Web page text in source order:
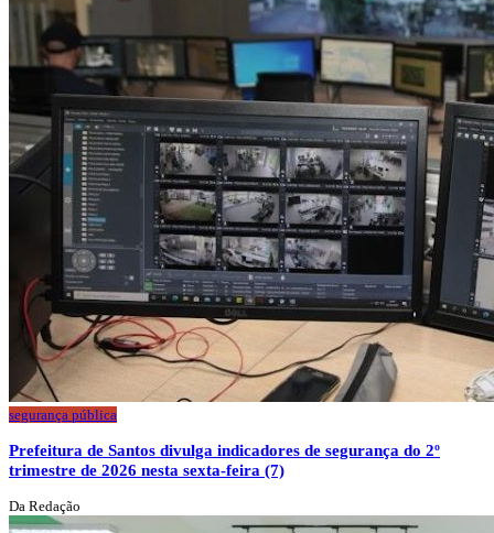
segurança pública
Prefeitura de Santos divulga indicadores de segurança do 2º
trimestre de 2026 nesta sexta-feira (7)
Da Redação